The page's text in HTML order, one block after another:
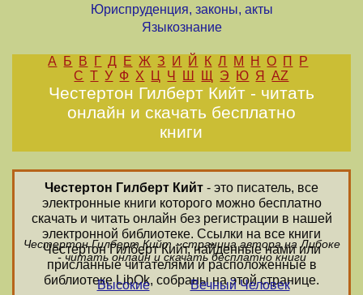
Юриспруденция, законы, акты
Языкознание
А Б В Г Д Е Ж З И Й К Л М Н О П
Р
С Т У Ф Х Ц Ч Ш Щ Э Ю Я AZ
Честертон Гилберт Кийт - читать
онлайн и скачать бесплатно
книги
Честертон Гилберт Кийт - это писатель, все
электронные книги которого можно бесплатно
скачать и читать онлайн без регистрации в нашей
электронной библиотеке. Ссылки на все книги
Честертон Гилберт Кийт, найденные нами или
присланные читателями и расположенные в
библиотеке LibOk, собраны на этой странице.
Честертон Гилберт Кийт - страница автора на Либоке
- читать онлайн и скачать бесплатно книги
Высокие
Вечный Человек